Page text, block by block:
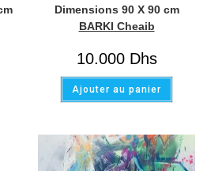
Dimensions 90 X 90 cm
BARKI Cheaib
10.000Dhs
Ajouter au panier